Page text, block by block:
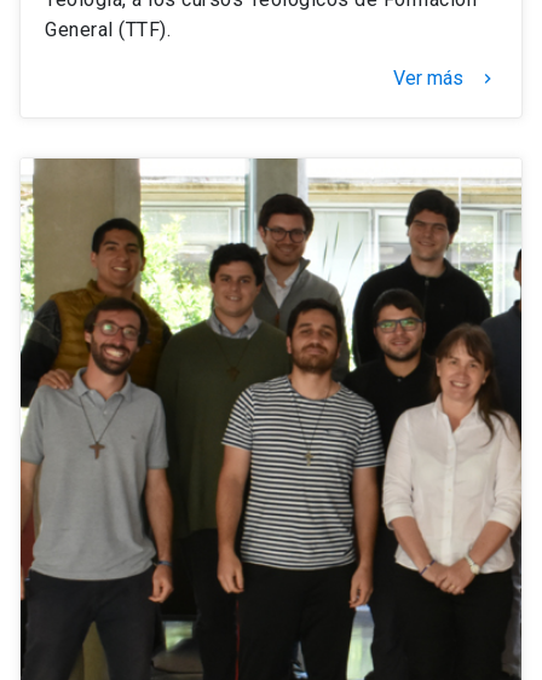
General (TTF).
Ver más keyboard_arrow_right